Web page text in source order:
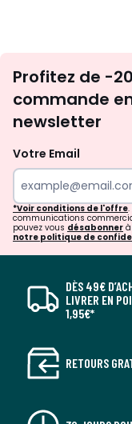
Profitez de -
commande
newsletter
Votre Email
*Voir conditions de l'offre
communications
pouvez vous désabonner
notre politique de
DÈS 49€
LIVRER EN
1,95€*
RETOURS